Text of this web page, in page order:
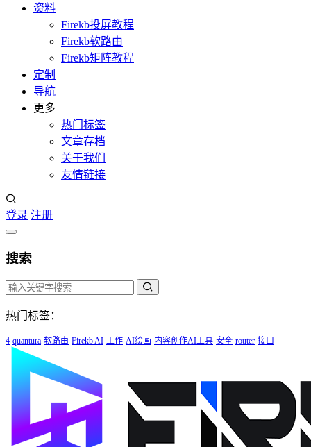
资料
Firekb投屏教程
Firekb软路由
Firekb矩阵教程
定制
导航
更多
热门标签
文章存档
关于我们
友情链接
登录 注册
搜索
热门标签：
4 quantura 软路由 Firekb AI 工作 AI绘画 内容创作AI工具 安全 router 接口